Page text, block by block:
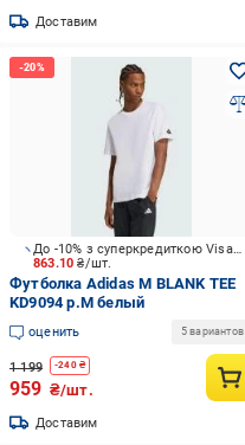
Доставим
863.10₴/шт.
До -10% з суперкредиткою Visa Вигода
Футболка Adidas M BLANK TEE
KD9094 р.M белый
оценить 5 вариантов
1 199 -240₴
959 ₴/шт.
Доставим